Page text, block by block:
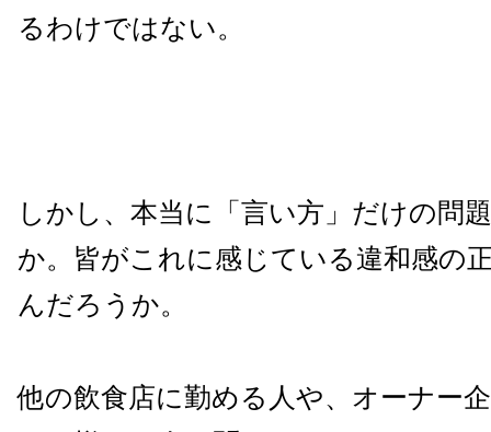
るわけではない。
しかし、本当に「言い方」だけの問
か。皆がこれに感じている違和感の
んだろうか。
他の飲食店に勤める人や、オーナー